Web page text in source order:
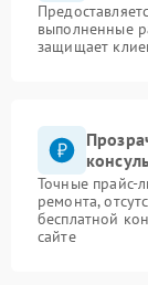
выполненные
защищает
Точные прайс-
ремонта,
бесплатной
сайте